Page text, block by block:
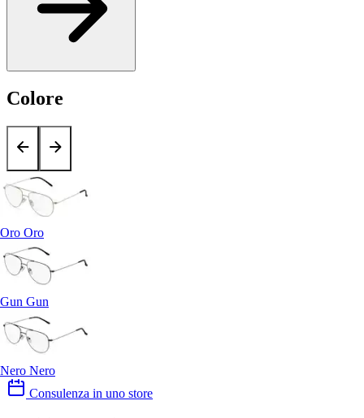
Colore
Oro Oro
Gun Gun
Nero Nero
Consulenza in uno store